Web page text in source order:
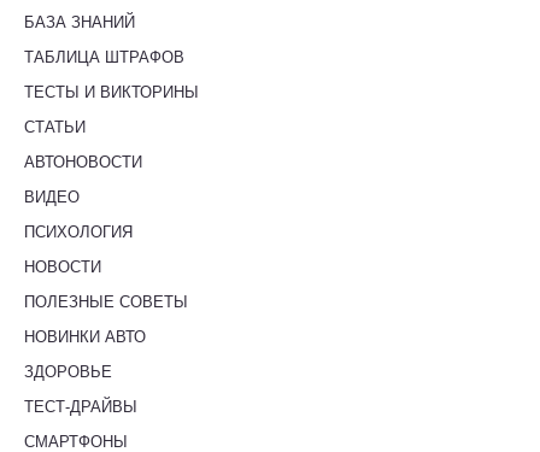
БАЗА ЗНАНИЙ
ТАБЛИЦА ШТРАФОВ
ТЕСТЫ И ВИКТОРИНЫ
СТАТЬИ
АВТОНОВОСТИ
ВИДЕО
ПСИХОЛОГИЯ
НОВОСТИ
ПОЛЕЗНЫЕ СОВЕТЫ
НОВИНКИ АВТО
ЗДОРОВЬЕ
ТЕСТ-ДРАЙВЫ
СМАРТФОНЫ